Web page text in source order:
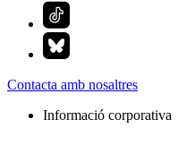
Contacta amb nosaltres
Informació corporativa